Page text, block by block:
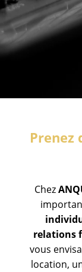
Prenez
Chez
relations
vous
location,